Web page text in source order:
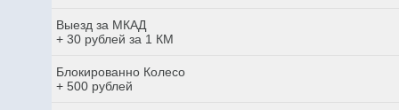
Выезд за МКАД
+ 30 рублей за 1 КМ
Блокированно Колесо
+ 500 рублей